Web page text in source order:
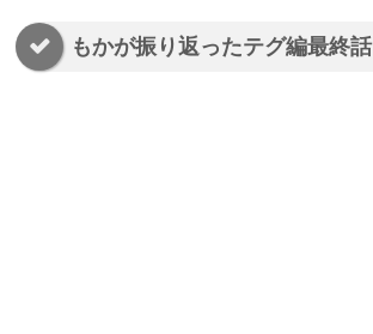
もかが振り返ったテグ編最終話